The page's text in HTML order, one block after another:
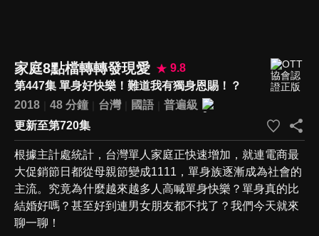
家庭8點檔轉轉發現愛
9.8
第447集 單身好快樂！難道我有獨身恩賜！？
2018
48 分鐘 台灣 國語
普遍級
更新至第720集
根據主計處統計，台灣單人家庭正快速增加，就連電商最
大促銷節日都從母親節變成1111，單身族逐漸成為社會的
主流。究竟為什麼越來越多人高喊單身快樂？單身真的比
結婚好嗎？甚至好到連男女朋友都不找了？我們今天就來
聊一聊！